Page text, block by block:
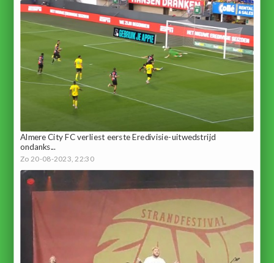
Almere City FC verliest eerste Eredivisie-uitwedstrijd
ondanks...
Zo 20-08-2023, 22:30